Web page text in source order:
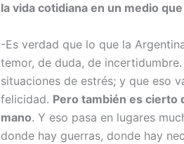
la vida cotidiana en un medio
-Es verdad que lo que la
temor, de duda, de
situaciones de estrés; y que eso
felicidad. Pero también es cierto
mano. Y eso pasa en lugares
donde hay guerras, donde hay